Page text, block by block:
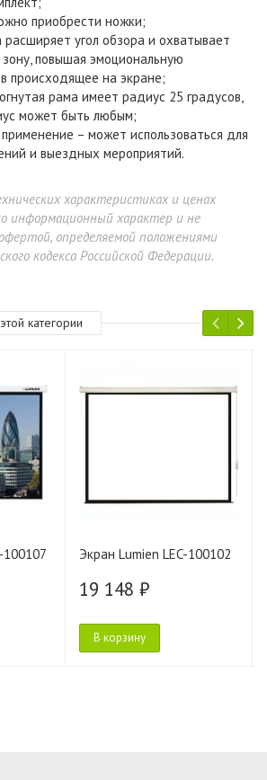
приобрести ножки;
расширяет угол обзора и охватывает
повышая эмоциональную
происходящее на экране;
рама имеет радиус 25 градусов,
может быть любым;
– может использоваться для
и выездных мероприятий.
характеристиках и ценах
информационный характер и не
определяемой положениями
кодекса Российской Федерации.
категории
100107 Экран Lumien LEC-100102
19 148 ₽
В корзину